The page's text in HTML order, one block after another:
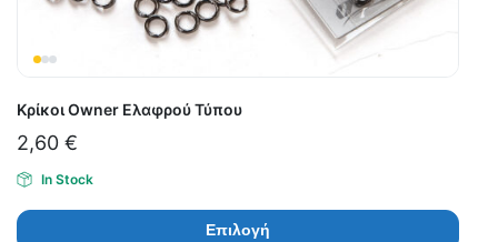
Κρίκοι Owner Ελαφρού Τύπου
2,60 €
In Stock
Επιλογή